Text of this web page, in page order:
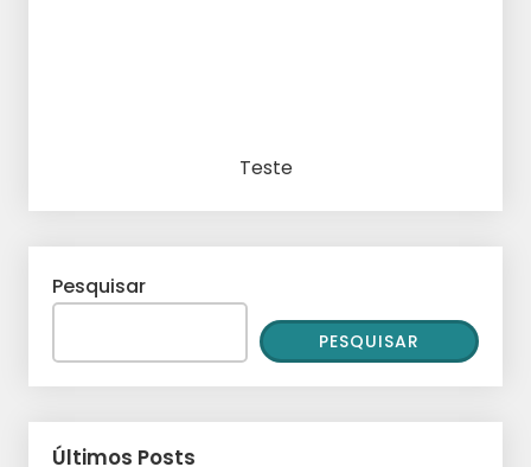
Teste
Pesquisar
PESQUISAR
Últimos Posts